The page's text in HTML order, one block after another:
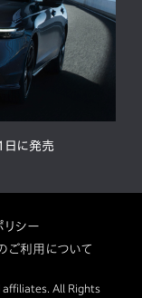
日に発売
リシー
ご利用について
All Rights